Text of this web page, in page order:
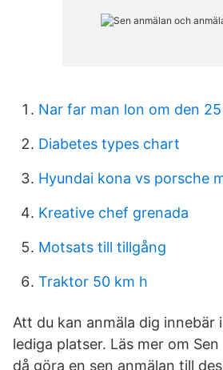
Nar far man lon om den
Diabetes types chart
Hyundai kona vs porsche
Kreative chef grenada
Motsats till tillgång
Traktor 50 km h
Att du kan anmäla dig
lediga platser. Läs mer om
då göra en sen anmälan till